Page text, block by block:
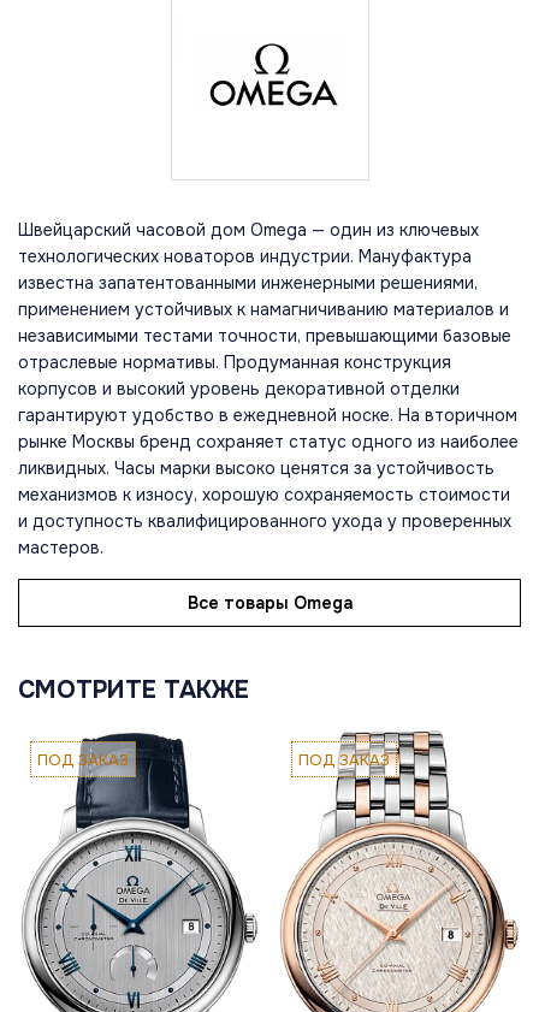
Швейцарский часовой дом Omega — один из ключевых
технологических новаторов индустрии. Мануфактура
известна запатентованными инженерными решениями,
применением устойчивых к намагничиванию материалов и
независимыми тестами точности, превышающими базовые
отраслевые нормативы. Продуманная конструкция
корпусов и высокий уровень декоративной отделки
гарантируют удобство в ежедневной носке. На вторичном
рынке Москвы бренд сохраняет статус одного из наиболее
ликвидных. Часы марки высоко ценятся за устойчивость
механизмов к износу, хорошую сохраняемость стоимости
и доступность квалифицированного ухода у проверенных
мастеров.
Все товары Omega
СМОТРИТЕ ТАКЖЕ
ПОД ЗАКАЗ ПОД ЗАКАЗ